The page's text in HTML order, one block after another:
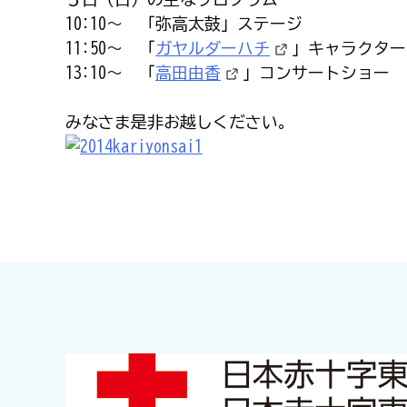
10:10～ 「弥高太鼓」ステージ
11:50～ 「
ガヤルダーハチ
」キャラクタ
13:10～ 「 高田由香 」コンサートショー
みなさま是非お越しください。